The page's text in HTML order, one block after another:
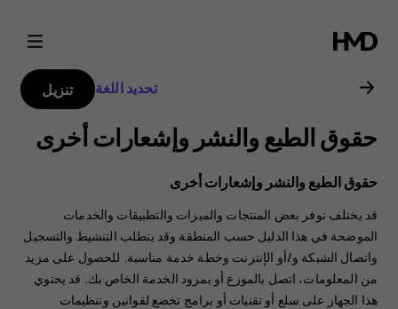
دليل
مستخدم
Nokia
C3
تحديد اللغة تنزيل
حقوق الطبع والنشر وإشعارات أخرى
حقوق الطبع والنشر وإشعارات أخرى
قد يختلف توفر بعض المنتجات والميزات والتطبيقات والخدمات
الموضحة في هذا الدليل حسب المنطقة وقد يتطلب التنشيط والتسجيل
واتصال الشبكة و/أو الإنترنت وخطة خدمة مناسبة. للحصول على مزيد
من المعلومات، اتصل بالموزع أو بمزود الخدمة الخاص بك. قد يحتوي
هذا الجهاز على سلع أو تقنيات أو برامج تخضع لقوانين وتنظيمات